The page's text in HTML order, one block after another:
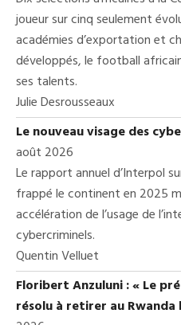
joueur sur cinq seulement
académies d’exportation et
développés, le football
ses talents.
Julie Desrousseaux
Le nouveau visage des
août 2026
Le rapport annuel d’Interpol
frappé le continent en 2025
accélération de l’usage de
cybercriminels.
Quentin Velluet
Floribert Anzuluni : « Le
résolu à retirer au Rwanda